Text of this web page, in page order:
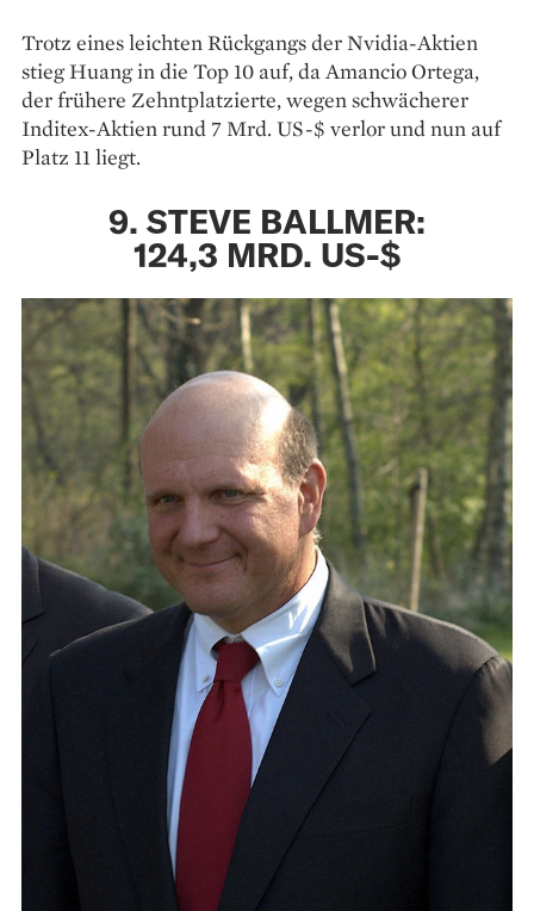
Trotz eines leichten Rückgangs der Nvidia-Aktien
stieg Huang in die Top 10 auf, da Amancio Ortega,
der frühere Zehntplatzierte, wegen schwächerer
Inditex-Aktien rund 7 Mrd. US-$ verlor und nun auf
Platz 11 liegt.
9. STEVE BALLMER:
124,3 MRD. US-$